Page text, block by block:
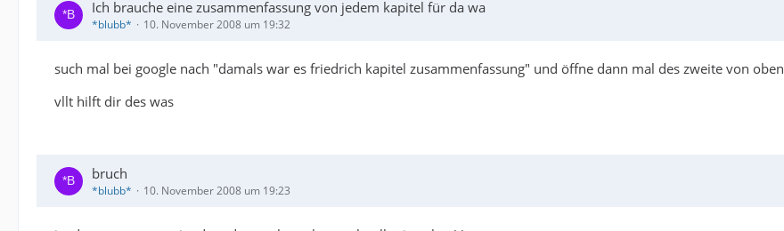
Ich brauche eine zusammenfassung von jedem kapitel für da wa
*blubb* 10. November 2008 um 19:32
such mal bei google nach "damals war es friedrich kapitel zusammenfassung" und öffne dann mal des zweite von oben
vllt hilft dir des was
bruch
*blubb* 10. November 2008 um 19:23